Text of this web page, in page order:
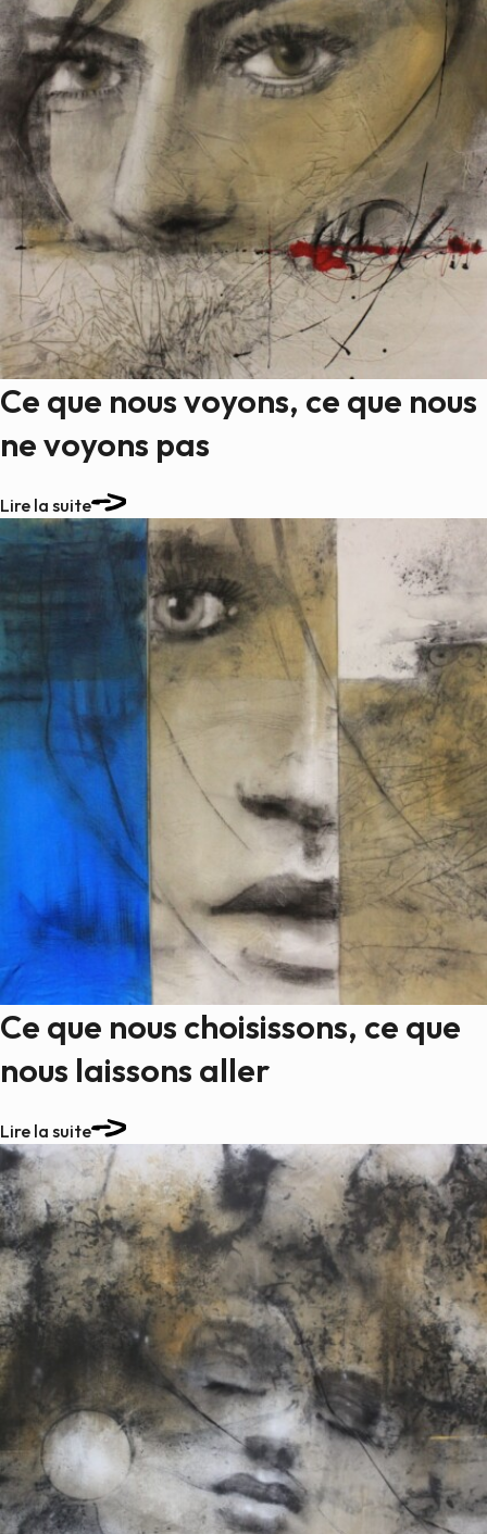
Ce que nous voyons, ce que nous
ne voyons pas
Lire la suite
Ce que nous choisissons, ce que
nous laissons aller
Lire la suite